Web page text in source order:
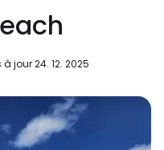
jour 24. 12. 2025
des voyageurs
Google
Facebook